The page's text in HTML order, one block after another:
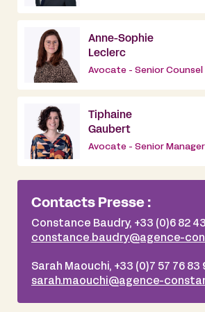
Anne-Sophie
Leclerc
Avocate - Senior Counsel
Tiphaine
Gaubert
Avocate - Senior Manager
Contacts Presse :
Constance Baudry, +33 (0)6 82
constance.baudry@agence-
Sarah Maouchi, +33 (0)7 57 76 83
sarah.maouchi@agence-